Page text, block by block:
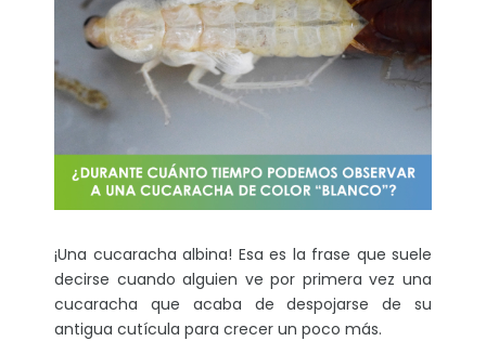
¡Una cucaracha albina! Esa es la frase que suele
decirse cuando alguien ve por primera vez una
cucaracha que acaba de despojarse de su
antigua cutícula para crecer un poco más.